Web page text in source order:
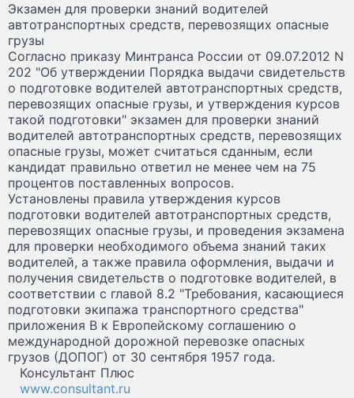
Экзамен для проверки знаний водителей
автотранспортных средств, перевозящих опасные
грузы
Согласно приказу Минтранса России от 09.07.2012 N
202 "Об утверждении Порядка выдачи свидетельств
о подготовке водителей автотранспортных средств,
перевозящих опасные грузы, и утверждения курсов
такой подготовки" экзамен для проверки знаний
водителей автотранспортных средств, перевозящих
опасные грузы, может считаться сданным, если
кандидат правильно ответил не менее чем на 75
процентов поставленных вопросов.
Установлены правила утверждения курсов
подготовки водителей автотранспортных средств,
перевозящих опасные грузы, и проведения экзамена
для проверки необходимого объема знаний таких
водителей, а также правила оформления, выдачи и
получения свидетельств о подготовке водителей, в
соответствии с главой 8.2 "Требования, касающиеся
подготовки экипажа транспортного средства"
приложения В к Европейскому соглашению о
международной дорожной перевозке опасных
грузов (ДОПОГ) от 30 сентября 1957 года.
Консультант Плюс
www.consultant.ru